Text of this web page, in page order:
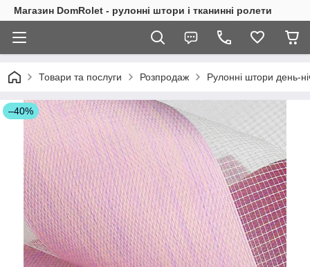
Магазин DomRolet - рулонні штори і тканинні ролети
Товари та послуги Розпродаж Рулонні штори день-
–40%